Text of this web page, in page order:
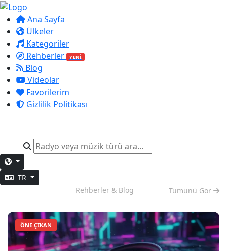
Ana Sayfa
Ülkeler
Kategoriler
Rehberler
YENİ
Blog
Videolar
Favorilerim
Gizlilik Politikası
TR
Rehberler & Blog Tümünü Gör
ÖNE ÇIKAN